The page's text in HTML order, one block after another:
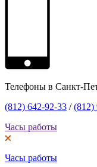
Телефоны в Санкт-
(812) 642-92-33 /(812)
Часы работы
Часы работы